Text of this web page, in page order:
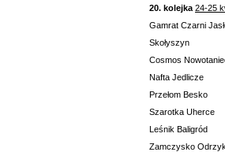
20. kolejka 24-25
Gamrat Czarni
Skołyszyn
Cosmos
Nafta Jedlicze
Przełom Besko
Szarotka Uherce
Leśnik Baligród
Zamczysko